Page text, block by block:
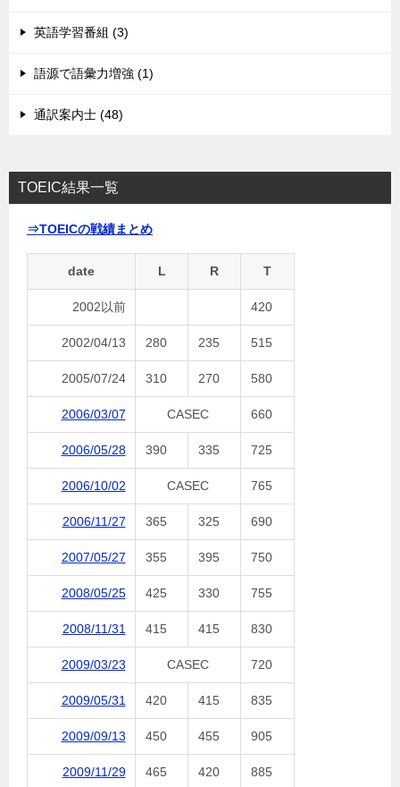
英語学習番組 (3)
語源で語彙力増強 (1)
通訳案内士 (48)
TOEIC結果一覧
⇒TOEICの戦績まとめ
date L R T
2002以前 420
2002/04/13 280 235 515
2005/07/24 310 270 580
2006/03/07 CASEC 660
2006/05/28 390 335 725
2006/10/02 CASEC 765
2006/11/27 365 325 690
2007/05/27 355 395 750
2008/05/25 425 330 755
2008/11/31 415 415 830
2009/03/23 CASEC 720
2009/05/31 420 415 835
2009/09/13 450 455 905
2009/11/29 465 420 885